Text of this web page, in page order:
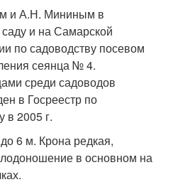
и А.Н. Мининым в
и на Самарской
по садоводству посевом
сеянца № 4.
среди садоводов
в Госреестр по
в 2005 г.
6 м. Крона редкая,
в основном на